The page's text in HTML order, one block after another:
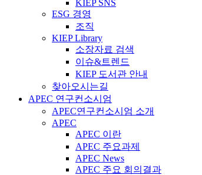
KIEP SNS
ESG 경영
조직
KIEP Library
소장자료 검색
이슈&트렌드
KIEP 도서관 안내
찾아오시는길
APEC 연구컨소시엄
APEC연구컨소시엄 소개
APEC
APEC 이란
APEC 주요과제
APEC News
APEC 주요 회의결과